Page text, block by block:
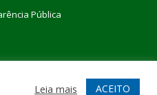
Pública
Acessar Webmail
Leia mais ACEITO